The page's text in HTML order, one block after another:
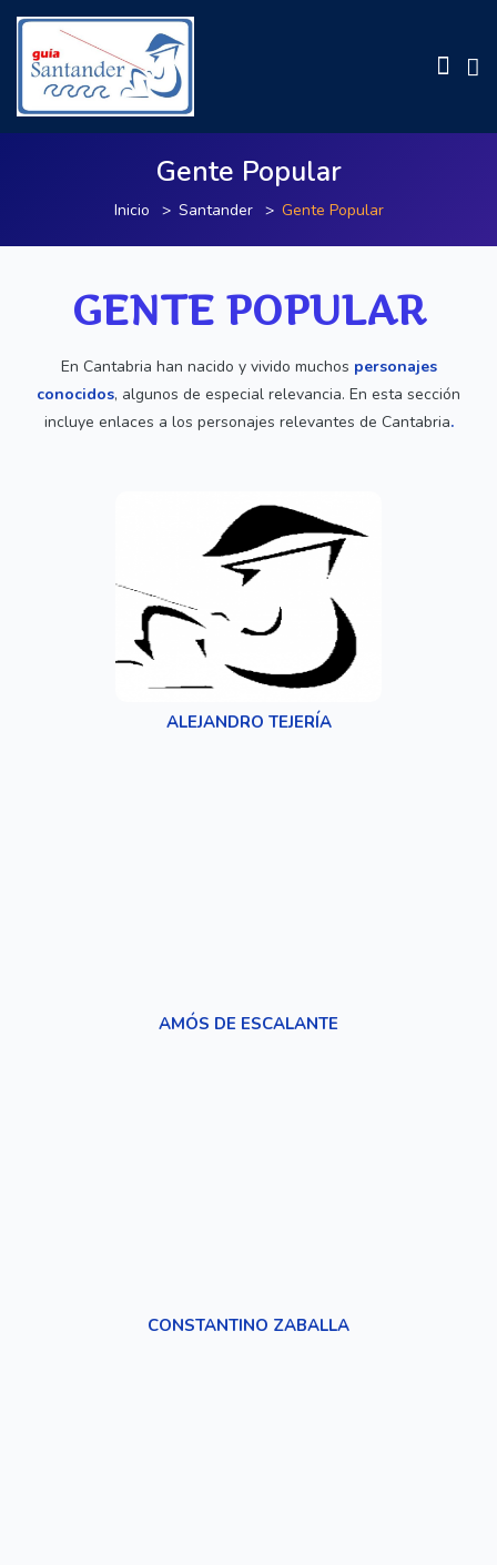
Gente Popular
Inicio Santander Gente Popular
GENTE POPULAR
En Cantabria han nacido y vivido muchos personajes
conocidos, algunos de especial relevancia. En esta sección
incluye enlaces a los personajes relevantes de Cantabria.
ALEJANDRO TEJERÍA
AMÓS DE ESCALANTE
CONSTANTINO ZABALLA